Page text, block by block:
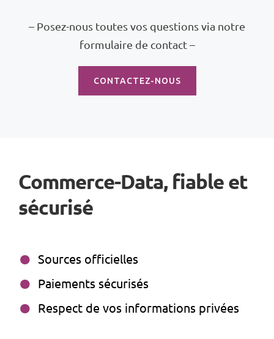
– Posez-nous toutes vos questions via notre
formulaire de contact –
CONTACTEZ-NOUS
Commerce-Data, fiable et
sécurisé
Sources officielles
Paiements sécurisés
Respect de vos informations privées